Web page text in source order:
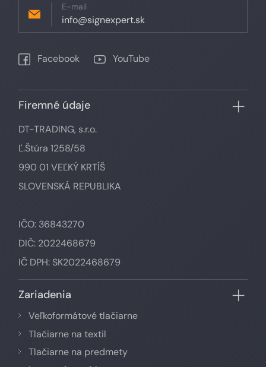
E-mail
info@signexpert.sk
Facebook YouTube
Firemné údaje
DT-TRADING, s.r.o.
Ľ.Štúra 1258/58
990 01 VEĽKÝ KRTÍŠ
SLOVENSKÁ REPUBLIKA
IČO: 36843270
DIČ: 2022468679
IČ DPH: SK2022468679
Zariadenia
Veľkoformátové tlačiarne
Tlačiarne na textil
Tlačiarne na predmety